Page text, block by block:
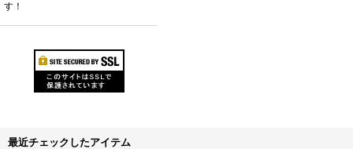
す！
最近チェックしたアイテム